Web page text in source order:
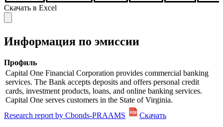
Скачать в Excel
Информация по эмиссии
Профиль
Capital One Financial Corporation provides commercial banking
services. The Bank accepts deposits and offers personal credit
cards, investment products, loans, and online banking services.
Capital One serves customers in the State of Virginia.
Research report by Cbonds-PRAAMS
Скачать